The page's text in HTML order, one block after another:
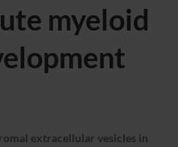
myeloid
extracellular vesicles in